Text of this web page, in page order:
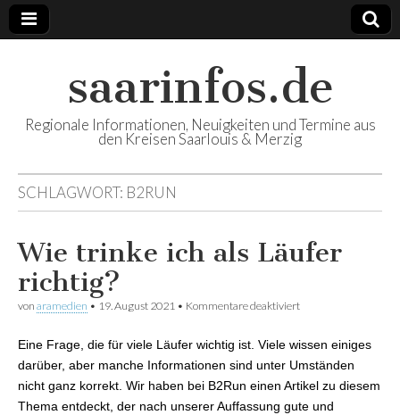
saarinfos.de
Regionale Informationen, Neuigkeiten und Termine aus
den Kreisen Saarlouis & Merzig
SCHLAGWORT: B2RUN
Wie trinke ich als Läufer
richtig?
von aramedien • 19. August 2021 • Kommentare deaktiviert
Eine Frage, die für viele Läufer wichtig ist. Viele wissen einiges
darüber, aber manche Informationen sind unter Umständen
nicht ganz korrekt. Wir haben bei B2Run einen Artikel zu diesem
Thema entdeckt, der nach unserer Auffassung gute und